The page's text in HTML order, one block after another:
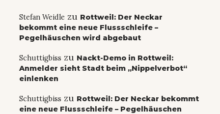
Stefan Weidle zu Rottweil: Der Neckar
bekommt eine neue Flussschleife –
Pegelhäuschen wird abgebaut
Schuttigbiss zu Nackt-Demo in Rottweil:
Anmelder sieht Stadt beim „Nippelverbot“
einlenken
Schuttigbiss zu Rottweil: Der Neckar bekommt
eine neue Flussschleife – Pegelhäuschen